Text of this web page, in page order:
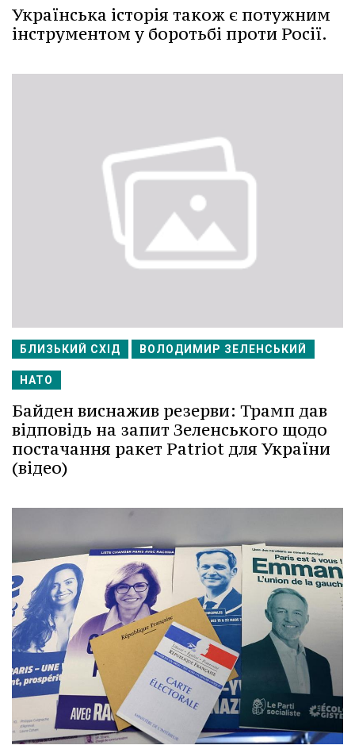
Українська історія також є потужним
інструментом у боротьбі проти Росії.
БЛИЗЬКИЙ СХІД ВОЛОДИМИР ЗЕЛЕНСЬКИЙ
НАТО
Байден виснажив резерви: Трамп дав
відповідь на запит Зеленського щодо
постачання ракет Patriot для України
(відео)